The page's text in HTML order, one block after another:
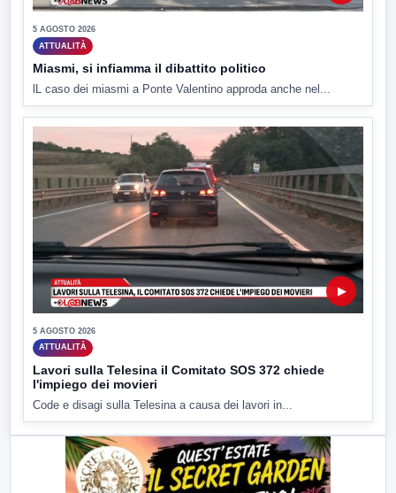
5 AGOSTO 2026
ATTUALITÀ
Miasmi, si infiamma il dibattito politico
lL caso dei miasmi a Ponte Valentino approda anche nel...
▶
5 AGOSTO 2026
ATTUALITÀ
Lavori sulla Telesina il Comitato SOS 372 chiede
l'impiego dei movieri
Code e disagi sulla Telesina a causa dei lavori in...